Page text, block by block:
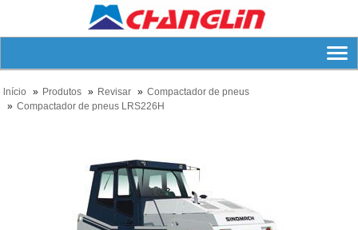
lnício Produtos Revisar
Compactador de pneus
Compactador de pneus LRS226H